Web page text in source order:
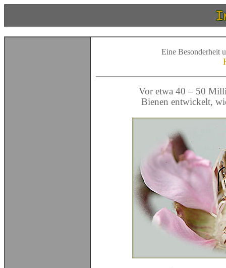
Eine Besonderheit
Vor etwa 40 – 50
Bienen entwickelt,